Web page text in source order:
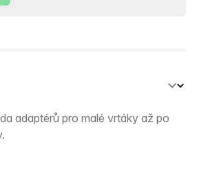
adaptérů pro malé vrtáky až po